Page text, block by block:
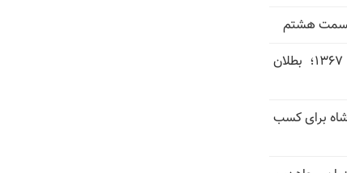
قسمت هشتم
نقش مستقیم خمینی در قتل‌عام ۱۳۶۷؛ بطلان
شاه برای کسب